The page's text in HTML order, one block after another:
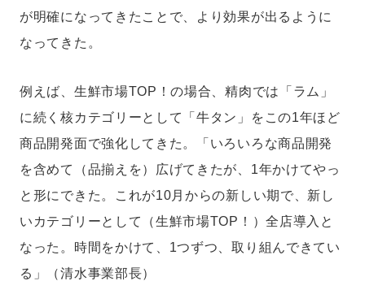
が明確になってきたことで、より効果が出るように
なってきた。
例えば、生鮮市場TOP！の場合、精肉では「ラム」
に続く核カテゴリーとして「牛タン」をこの1年ほど
商品開発面で強化してきた。「いろいろな商品開発
を含めて（品揃えを）広げてきたが、1年かけてやっ
と形にできた。これが10月からの新しい期で、新し
いカテゴリーとして（生鮮市場TOP！）全店導入と
なった。時間をかけて、1つずつ、取り組んできてい
る」（清水事業部長）